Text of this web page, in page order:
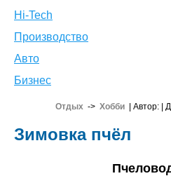
Hi-Tech
Производство
Авто
Бизнес
Отдых -> Хобби | Автор: |
Зимовка пчёл